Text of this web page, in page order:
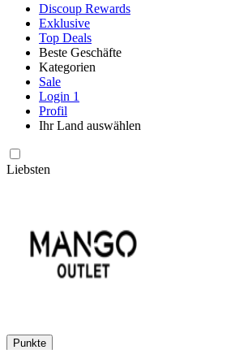
Discoup Rewards
Exklusive
Top Deals
Beste Geschäfte
Amazon
Peek und
Kategorien
Kleidung und
Schuhe
Sale
Login 1
Profil
Ihr Land auswählen
Liebsten
Punkte